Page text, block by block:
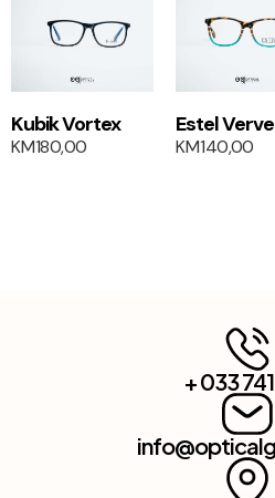
1+1
Kubik Vortex
KM180,00
Estel Verve
KM140,00
+ 033